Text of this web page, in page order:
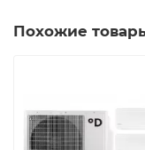
Похожие